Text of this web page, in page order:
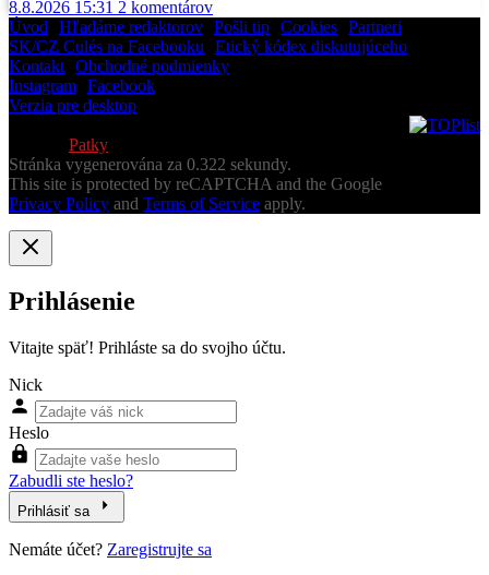
8.8.2026 15:31 2 komentárov
Úvod
Hľadáme redaktorov Pošli tip Cookies Partneri
SK/CZ Culés na Facebooku
Etický kódex diskutujúceho
Kontakt Obchodné podmienky
Instagram Facebook
Verzia pre desktop
Patky
Stránka vygenerována za 0.322 sekundy.
This site is protected by reCAPTCHA and the Google
Privacy Policy and Terms of Service apply.
Prihlásenie
Vitajte späť! Prihláste sa do svojho účtu.
Nick
Heslo
Zabudli ste heslo?
Prihlásiť sa
Nemáte účet? Zaregistrujte sa